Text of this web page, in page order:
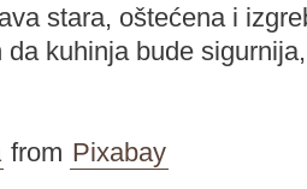
stara, oštećena i
da kuhinja bude
from Pixabay